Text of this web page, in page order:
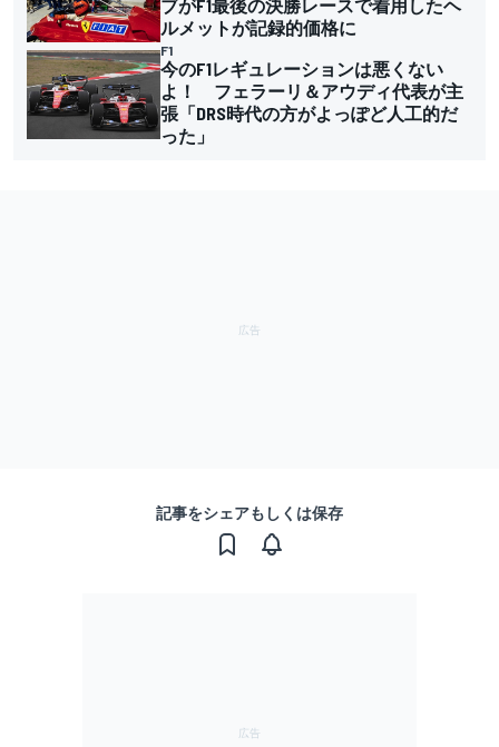
ブがF1最後の決勝レースで着用したヘ
ルメットが記録的価格に
F1
今のF1レギュレーションは悪くない
よ！ フェラーリ＆アウディ代表が主
張「DRS時代の方がよっぽど人工的だ
った」
記事をシェアもしくは保存